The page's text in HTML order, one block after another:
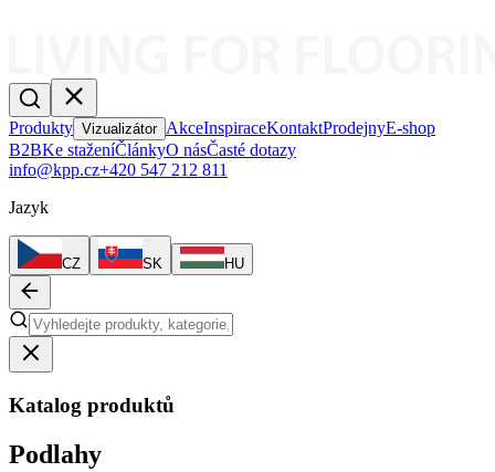
Produkty Vizualizátor AkceInspiraceKontaktProdejnyE-shop
B2BKe staženíČlánkyO násČasté dotazy
info@kpp.cz+420 547 212 811
Jazyk
CZ SK HU
Katalog produktů
Podlahy